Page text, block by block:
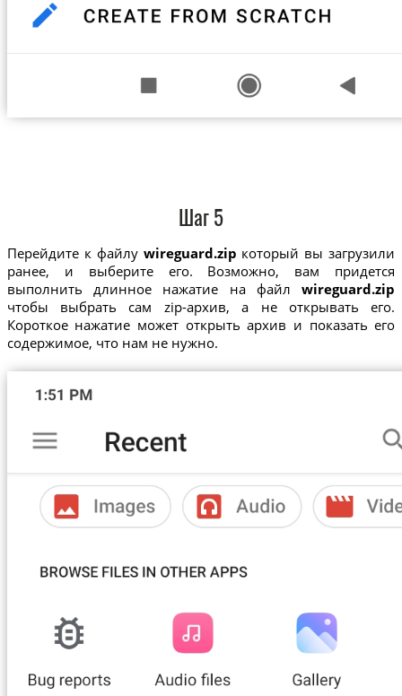
Шаг 5
Перейдите к файлу wireguard.zip который вы загрузили
ранее, и выберите его. Возможно, вам придется
выполнить длинное нажатие на файлwireguard.zip
чтобы выбрать сам zip-архив, а не открывать его.
Короткое нажатие может открыть архив и показать его
содержимое, что нам не нужно.